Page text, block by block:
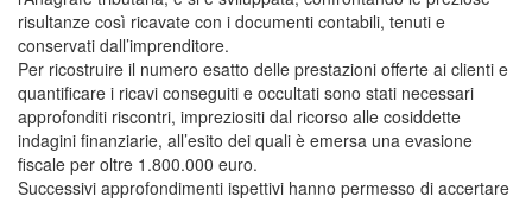
risultanze così ricavate con i documenti contabili, tenuti e
conservati dall’imprenditore.
Per ricostruire il numero esatto delle prestazioni offerte ai clienti e
quantificare i ricavi conseguiti e occultati sono stati necessari
approfonditi riscontri, impreziositi dal ricorso alle cosiddette
indagini finanziarie, all’esito dei quali è emersa una evasione
fiscale per oltre 1.800.000 euro.
Successivi approfondimenti ispettivi hanno permesso di accertare